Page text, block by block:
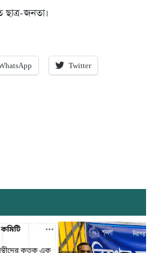
ছাত্র-জনতা।
Twitter